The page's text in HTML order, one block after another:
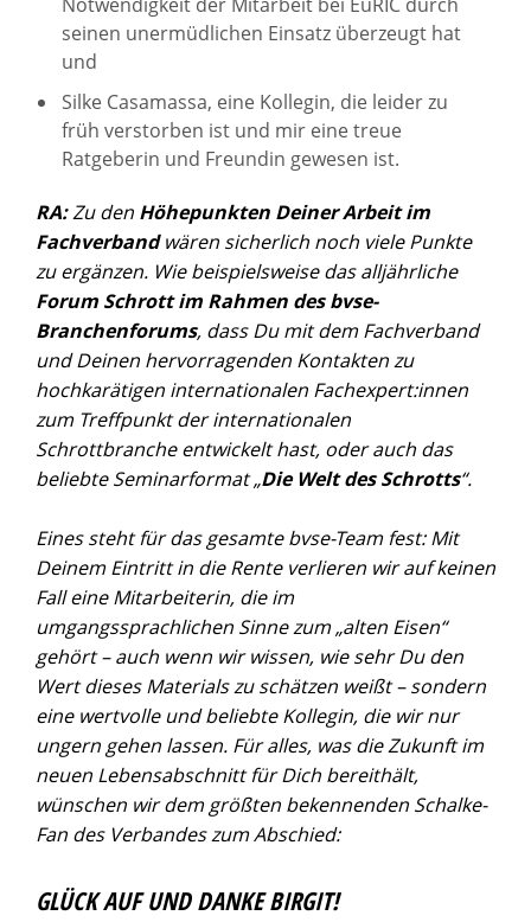
seinen unermüdlichen Einsatz überzeugt hat
und
Silke Casamassa, eine Kollegin, die leider zu
früh verstorben ist und mir eine treue
Ratgeberin und Freundin gewesen ist.
RA:Zu den Höhepunkten Deiner Arbeit im
Fachverbandwären sicherlich noch viele Punkte
zu ergänzen. Wie beispielsweise das alljährliche
Forum Schrott im Rahmen des bvse-
Branchenforums, dass Du mit dem Fachverband
und Deinen hervorragenden Kontakten zu
hochkarätigen internationalen Fachexpert:innen
zum Treffpunkt der internationalen
Schrottbranche entwickelt hast, oder auch das
beliebte Seminarformat „Die Welt des Schrotts“.
Eines steht für das gesamte bvse-Team fest: Mit
Deinem Eintritt in die Rente verlieren wir auf keinen
Fall eine Mitarbeiterin, die im
umgangssprachlichen Sinne zum „alten Eisen“
gehört–auch wenn wir wissen, wie sehr Du den
Wert dieses Materials zu schätzen weißt – sondern
eine wertvolle und beliebte Kollegin, die wir nur
ungern gehen lassen. Für alles, was die Zukunft im
neuen Lebensabschnitt für Dich bereithält,
wünschen wir dem größten bekennenden Schalke-
Fan des Verbandes zum Abschied:
GLÜCK AUF UND DANKE BIRGIT!